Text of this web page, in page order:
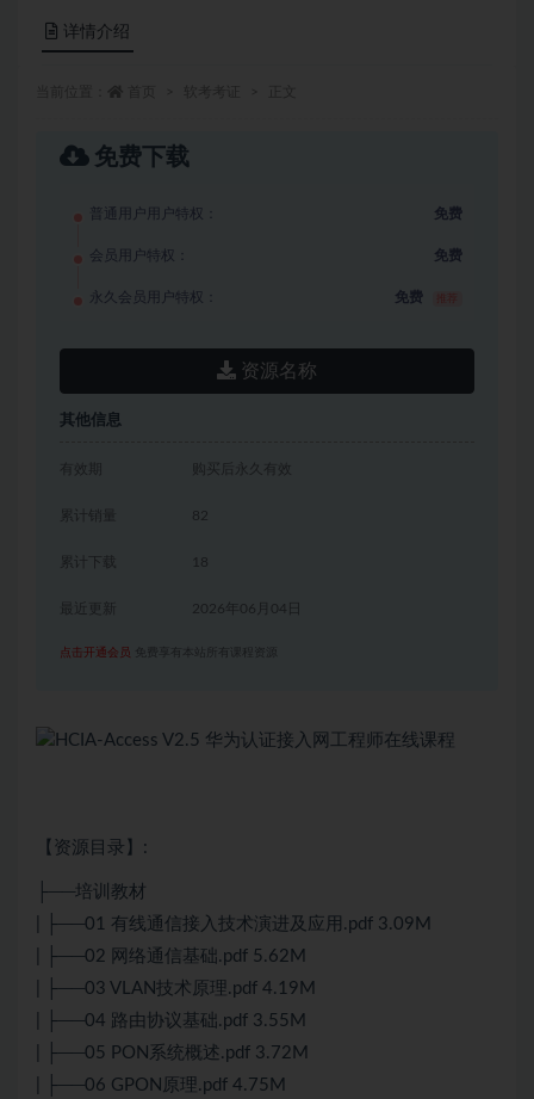
详情介绍
免费下载
普通用户用户特权： 免费
会员用户特权： 免费
永久会员用户特权： 免费
资源名称
其他信息
有效期 购买后永久有效
累计销量 82
累计下载 18
2026年06月04日
点击开通会员 免费享有本站所有课程资源
【资源目录】:
├──培训教材
| ├──01 有线通信接入技术演进及应用.pdf 3.09M
| ├──02 网络通信基础.pdf 5.62M
| ├──03 VLAN技术原理.pdf 4.19M
| ├──04 路由协议基础.pdf 3.55M
| ├──05 PON系统概述.pdf 3.72M
| ├──06 GPON原理.pdf 4.75M